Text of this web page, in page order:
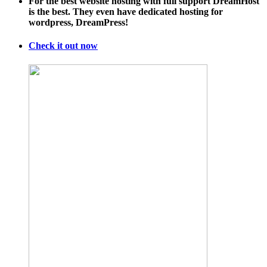
the
Cancer
is the best. They even have dedicated hosting for
wordpress, DreamPress!
Check it out now